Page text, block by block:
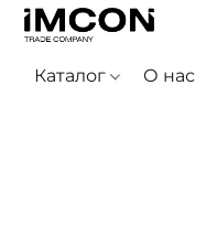
Каталог О нас